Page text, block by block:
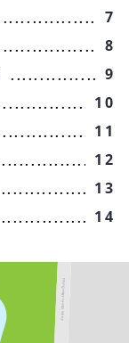
7
8
9
10
11
12
13
14